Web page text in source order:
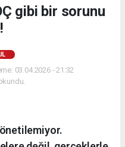
gibi bir sorunu
03.04.2026 - 21:32